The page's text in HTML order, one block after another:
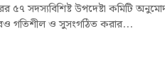
৫৭ সদস্যবিশিষ্ট উপদেষ্টা কমিটি
গতিশীল ও সুসংগঠিত করার...